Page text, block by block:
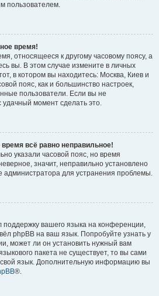
пользователем.
время!
относящееся к другому часовому поясу, а
вы. В этом случае измените в личных
в котором вы находитесь: Москва, Киев и
пояс, как и большинство настроек,
пользователи. Если вы не
удачный момент сделать это.
всё равно неправильное!
указали часовой пояс, но время
значит, неправильно установлено
администратора для устранения проблемы.
поддержку вашего языка на конференции,
phpBB на ваш язык. Попробуйте узнать у
может ли он установить нужный вам
пакета не существует, то вы сами
язык. Дополнительную информацию вы
®.